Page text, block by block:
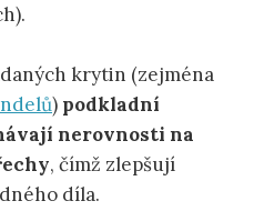
krytin (zejména
) podkladní
nerovnosti na
, čímž zlepšují
díla.